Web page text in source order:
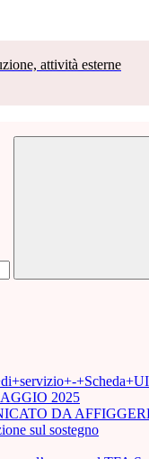
attività esterne
2025
DA
sul sostegno